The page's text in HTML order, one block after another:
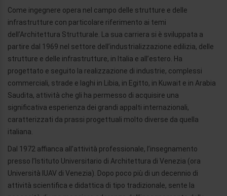
Come ingegnere opera nel campo delle strutture e delle
infrastrutture con particolare riferimento ai temi
dell’Architettura Strutturale. La sua carriera si è sviluppata a
partire dal 1969 nel settore dell’industrializzazione edilizia, delle
strutture e delle infrastrutture, in Italia e all’estero. Ha
progettato e seguito la realizzazione di industrie, complessi
commerciali, strade e laghi in Libia, in Egitto, in Kuwait e in Arabia
Saudita, attività che gli ha permesso di acquisire una
significativa esperienza dei grandi appalti internazionali,
caratterizzati da prassi progettuali molto diverse da quella
italiana.
Dal 1972 affianca all’attività professionale, l’insegnamento
presso l’Istituto Universitario di Architettura di Venezia (ora
Università IUAV di Venezia). Dopo poco più di un decennio di
attività scientifica e didattica di tipo tradizionale, sente la